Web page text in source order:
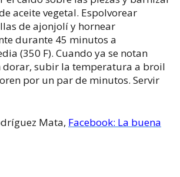
aceite vegetal. Espolvorear
de ajonjolí y hornear
durante 45 minutos a
(350 F). Cuando ya se notan
dorar, subir la temperatura a broil
por un par de minutos. Servir
Mata, Facebook: La buena